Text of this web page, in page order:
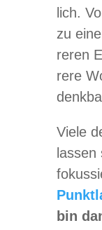
lich.
zu
re­ren
rere
Viele
bin